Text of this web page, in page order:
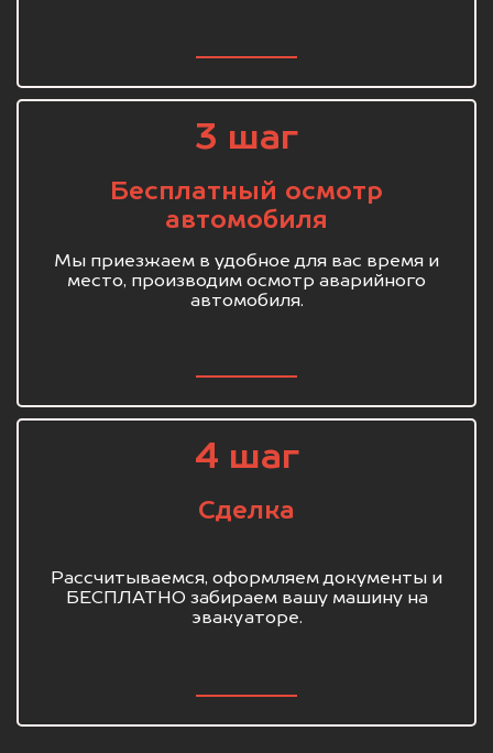
3 шаг
Бесплатный осмотр
автомобиля
Мы приезжаем в удобное для вас время и
место, производим осмотр аварийного
автомобиля.
4 шаг
Сделка
Рассчитываемся, оформляем документы и
БЕСПЛАТНО забираем вашу машину на
эвакуаторе.